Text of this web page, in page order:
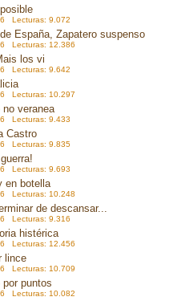
Lecturas: 9.072
España, Zapatero suspenso
Lecturas: 12.386
los vi
Lecturas: 9.642
Lecturas: 10.297
no veranea
Lecturas: 9.433
Castro
Lecturas: 9.835
Lecturas: 9.693
en botella
Lecturas: 10.248
de descansar...
Lecturas: 9.316
histérica
Lecturas: 12.456
lince
Lecturas: 10.709
por puntos
Lecturas: 10.082